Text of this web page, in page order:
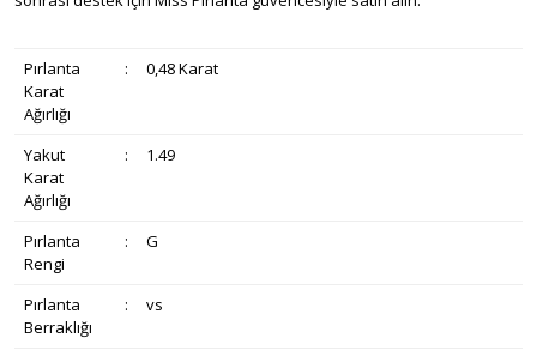
Pırlanta
Karat
Ağırlığı
: 0,48 Karat
Yakut
Karat
Ağırlığı
: 1.49
Pırlanta
Rengi
: G
Pırlanta
Berraklığı
: vs